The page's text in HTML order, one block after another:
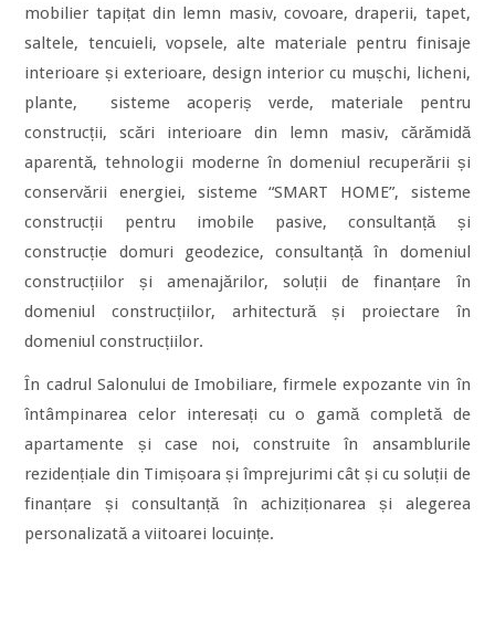
mobilier tapițat din lemn masiv, covoare, draperii, tapet,
saltele, tencuieli, vopsele, alte materiale pentru finisaje
interioare și exterioare, design interior cu mușchi, licheni,
plante, sisteme acoperiș verde, materiale pentru
construcții, scări interioare din lemn masiv, cărămidă
aparentă, tehnologii moderne în domeniul recuperării și
conservării energiei, sisteme “SMART HOME”, sisteme
construcții pentru imobile pasive, consultanță și
construcție domuri geodezice, consultanță în domeniul
construcțiilor și amenajărilor, soluții de finanțare în
domeniul construcțiilor, arhitectură și proiectare în
domeniul construcțiilor.
În cadrul Salonului de Imobiliare, firmele expozante vin în
întâmpinarea celor interesați cu o gamă completă de
apartamente și case noi, construite în ansamblurile
rezidențiale din Timișoara și împrejurimi cât și cu soluții de
finanțare și consultanță în achiziționarea și alegerea
personalizată a viitoarei locuințe.